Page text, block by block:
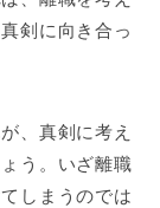
剣に向き合っ
、真剣に考え
う。いざ離職
しまうのでは